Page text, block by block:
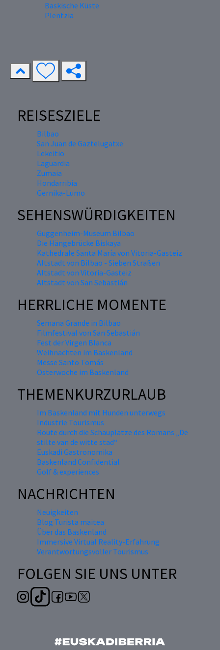
Baskische Küste
Plentzia
REISESZIELE
Bilbao
San Juan de Gaztelugatxe
Lekeitio
Laguardia
Zumaia
Hondarribia
Gernika-Lumo
SEHENSWÜRDIGKEITEN
Guggenheim-Museum Bilbao
Die Hängebrücke Biskaya
Kathedrale Santa María von Vitoria-Gasteiz
Altstadt von Bilbao - Sieben Straßen
Altstadt von Vitoria-Gasteiz
Altstadt von San Sebastián
HERRLICHE MOMENTE
Semana Grande in Bilbao
Filmfestival von San Sebastián
Fest der Virgen Blanca
Weihnachten im Baskenland
Messe Santo Tomás
Osterwoche im Baskenland
THEMENKURZURLAUB
Im Baskenland mit Hunden unterwegs
Industrie Tourismus
Route durch die Schauplätze des Romans „De
stilte van de witte stad“
Euskadi Gastronomika
Baskenland Confidential
Golf & experiences
NACHRICHTEN
Neuigkeiten
Blog Turista maitea
Über das Baskenland
Immersive Virtual Reality-Erfahrung
Verantwortungsvoller Tourismus
FOLGEN SIE UNS UNTER